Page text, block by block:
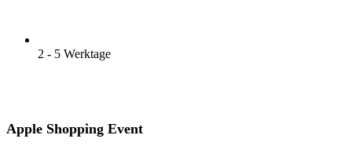
2 - 5 Werktage
Apple Shopping Event